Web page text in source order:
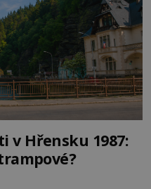
v Hřensku 1987: